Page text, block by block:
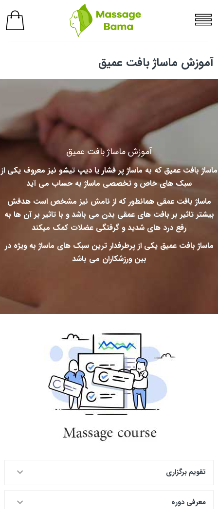
آموزش ماساژ بافت عمیق
آموزش ماساژ بافت عمیق
ماساژ بافت عمیق که به ماساژ پر فشار یا دیپ تیشو نیز معروف یکی از
سبک های خاص و تخصصی ماساژ به حساب می آید
ماساژ بافت عمقی همانطور که از نامش نیز مشخص است هدفش
بیشتر تاثیر بر بافت های عمقی بدن می باشد و با تاثیر بر آن ها به
رفع درد های شدید و گرفتگی عضلات کمک میکند
ماساژ بافت عمیق یکی از پرطرفدار ترین سبک های ماساژ به ویژه در
بین ورزشکاران می باشد
تقویم برگزاری
معرفی دوره